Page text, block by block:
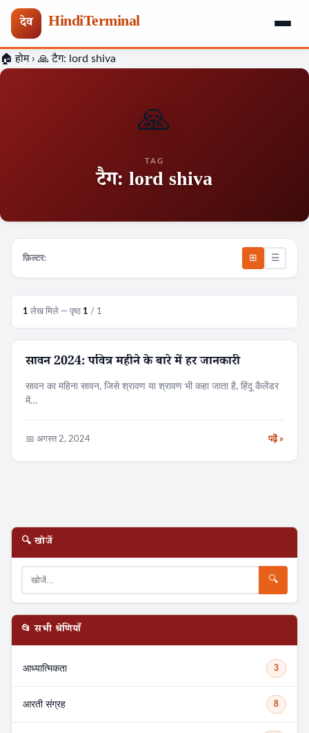
देव HindiTerminal
Skip
to
🏠 होम › 🙏 टैग: lord shiva
🙏
TAG
टैग: lord shiva
फ़िल्टर: ⊞ ☰
1 लेख मिले — पृष्ठ 1 / 1
त्यौहार
सावन 2024: पवित्र महीने के बारे में हर जानकारी
सावन का महिना सावन, जिसे श्रावण या श्रावण भी कहा जाता है, हिंदू कैलेंडर
में…
📅 अगस्त 2, 2024 पढ़ें »
🔍 खोजें
🔍
📂 सभी श्रेणियाँ
आध्यात्मिकता 3
आरती संग्रह 8